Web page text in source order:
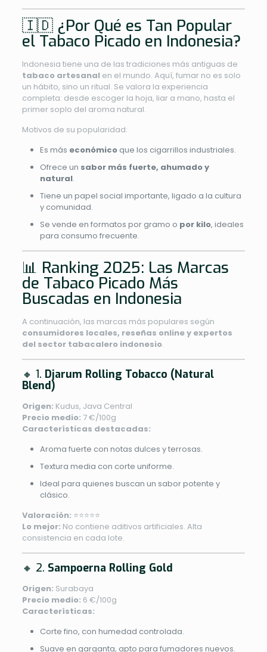
🇮🇩 ¿Por Qué es Tan Popular
el Tabaco Picado en Indonesia?
Indonesia tiene una de las tradiciones más antiguas de
tabaco artesanalen el mundo. Aquí, fumar no es solo
un hábito, sino un ritual. Se valora la experiencia
completa: desde escoger la hoja, liar a mano, hasta el
primer soplo del aroma natural.
Motivos de su popularidad:
Es más económicoque los cigarrillos industriales.
Ofrece un sabor más fuerte, ahumado y
natural.
Tiene un papel social importante, ligado a la cultura
y comunidad.
Se vende en formatos por gramo o por kilo, ideales
para consumo frecuente.
📊 Ranking 2025: Las Marcas
de Tabaco Picado Más
Buscadas en Indonesia
A continuación, las marcas más populares según
consumidores locales, reseñas online y expertos
del sector tabacalero indonesio.
🔸 1. Djarum Rolling Tobacco (Natural
Blend)
Origen: Kudus, Java Central
Precio medio: 7 €/100g
Características destacadas:
Aroma fuerte con notas dulces y terrosas.
Textura media con corte uniforme.
Ideal para quienes buscan un sabor potente y
clásico.
Valoración: ⭐⭐⭐⭐⭐
Lo mejor: No contiene aditivos artificiales. Alta
consistencia en cada lote.
🔸 2. Sampoerna Rolling Gold
Origen: Surabaya
Precio medio: 6 €/100g
Características:
Corte fino, con humedad controlada.
Suave en garganta, apto para fumadores nuevos.